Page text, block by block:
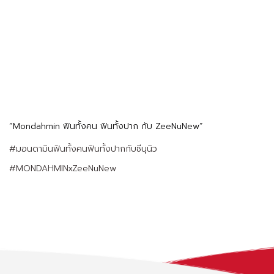
“Mondahmin ฟินทั้งคน ฟินทั้งปาก กับ ZeeNuNew”
#มอนดามินฟินทั้งคนฟินทั้งปากกับซีนุนิว
#MONDAHMINxZeeNuNew